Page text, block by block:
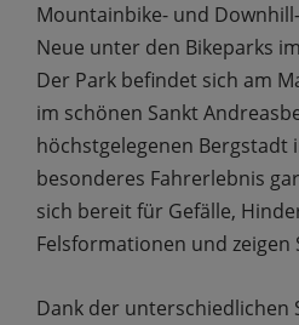
Mountainbike- und
Neue unter den Bikeparks
Der Park befindet sich am
im schönen Sankt
höchstgelegenen Bergstadt
besonderes Fahrerlebnis
sich bereit für Gefälle,
Felsformationen und zeigen
Dank der unterschiedlichen